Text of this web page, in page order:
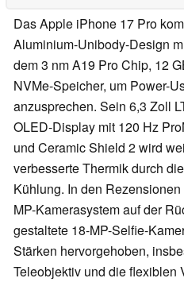
Das Apple iPhone 17 Pro
Aluminium-Unibody-Design
dem 3 nm A19 Pro Chip, 12
NVMe-Speicher, um Power-
anzusprechen. Sein 6,3 Zoll
OLED-Display mit 120 Hz
und Ceramic Shield 2 wird
verbesserte Thermik durch
Kühlung. In den
MP-Kamerasystem auf der
gestaltete 18-MP-Selfie-
Stärken hervorgehoben,
Teleobjektiv und die flexiblen